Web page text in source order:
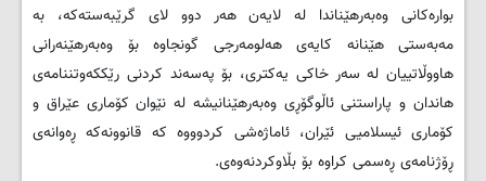
بواره‌كانی وه‌به‌رهێناندا له ‌لایه‌ن هه‌ر دوو لای گرێبه‌سته‌كه‌، به‌
مه‌به‌ستی هێنانه‌ كایه‌ی هه‌لومه‌رجی گونجاوه‌ بۆ وه‌به‌رهێنه‌رانی
هاووڵاتییان له ‌سه‌ر خاكی یه‌كتری، بۆ په‌سه‌ند كردنی رێككه‌وتننامه‌ی
هاندان و پاراستنی ئاڵوگۆڕی وه‌به‌رهێنانیشه‌ له ‌نێوان كۆماری عێراق و
كۆماری ئیسلامیی ئێران، ئاماژه‌شی كردوووه‌ كه‌ قانوونه‌كه‌ ڕه‌وانه‌ی
ڕۆژنامه‌ی ڕه‌سمی كراوه‌ بۆ بڵاوكردنه‌وه‌ی.